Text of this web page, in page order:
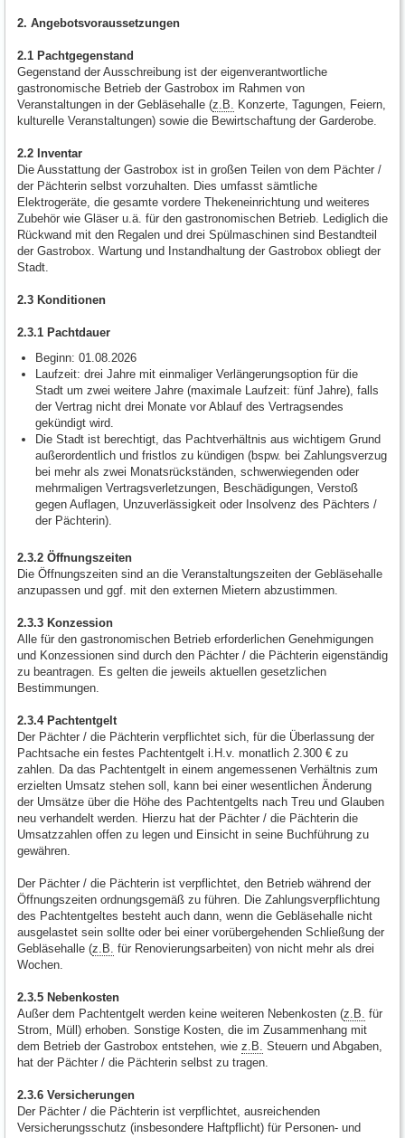
2. Angebotsvoraussetzungen
2.1 Pachtgegenstand
Gegenstand der Ausschreibung ist der eigenverantwortliche
gastronomische Betrieb der Gastrobox im Rahmen von
Veranstaltungen in der Gebläsehalle (z.B.
Konzerte, Tagungen, Feiern,
kulturelle Veranstaltungen) sowie die Bewirtschaftung der Garderobe.
2.2 Inventar
Die Ausstattung der Gastrobox ist in großen Teilen von dem Pächter /
der Pächterin selbst vorzuhalten. Dies umfasst sämtliche
Elektrogeräte, die gesamte vordere Thekeneinrichtung und weiteres
Zubehör wie Gläser u.ä. für den gastronomischen Betrieb. Lediglich die
Rückwand mit den Regalen und drei Spülmaschinen sind Bestandteil
der Gastrobox. Wartung und Instandhaltung der Gastrobox obliegt der
Stadt.
2.3 Konditionen
2.3.1 Pachtdauer
Beginn: 01.08.2026
Laufzeit: drei Jahre mit einmaliger Verlängerungsoption für die
Stadt um zwei weitere Jahre (maximale Laufzeit: fünf Jahre), falls
der Vertrag nicht drei Monate vor Ablauf des Vertragsendes
gekündigt wird.
Die Stadt ist berechtigt, das Pachtverhältnis aus wichtigem Grund
außerordentlich und fristlos zu kündigen (bspw. bei Zahlungsverzug
bei mehr als zwei Monatsrückständen, schwerwiegenden oder
mehrmaligen Vertragsverletzungen, Beschädigungen, Verstoß
gegen Auflagen, Unzuverlässigkeit oder Insolvenz des Pächters /
der Pächterin).
2.3.2 Öffnungszeiten
Die Öffnungszeiten sind an die Veranstaltungszeiten der Gebläsehalle
anzupassen und ggf. mit den externen Mietern abzustimmen.
2.3.3 Konzession
Alle für den gastronomischen Betrieb erforderlichen Genehmigungen
und Konzessionen sind durch den Pächter / die Pächterin eigenständig
zu beantragen. Es gelten die jeweils aktuellen gesetzlichen
Bestimmungen.
2.3.4 Pachtentgelt
Der Pächter / die Pächterin verpflichtet sich, für die Überlassung der
Pachtsache ein festes Pachtentgelt i.H.v. monatlich 2.300 € zu
zahlen. Da das Pachtentgelt in einem angemessenen Verhältnis zum
erzielten Umsatz stehen soll, kann bei einer wesentlichen Änderung
der Umsätze über die Höhe des Pachtentgelts nach Treu und Glauben
neu verhandelt werden. Hierzu hat der Pächter / die Pächterin die
Umsatzzahlen offen zu legen und Einsicht in seine Buchführung zu
gewähren.
Der Pächter / die Pächterin ist verpflichtet, den Betrieb während der
Öffnungszeiten ordnungsgemäß zu führen. Die Zahlungsverpflichtung
des Pachtentgeltes besteht auch dann, wenn die Gebläsehalle nicht
ausgelastet sein sollte oder bei einer vorübergehenden Schließung der
Gebläsehalle (z.B. für Renovierungsarbeiten) von nicht mehr als drei
Wochen.
2.3.5 Nebenkosten
Außer dem Pachtentgelt werden keine weiteren Nebenkosten (z.B. für
Strom, Müll) erhoben. Sonstige Kosten, die im Zusammenhang mit
dem Betrieb der Gastrobox entstehen, wie z.B. Steuern und Abgaben,
hat der Pächter / die Pächterin selbst zu tragen.
2.3.6 Versicherungen
Der Pächter / die Pächterin ist verpflichtet, ausreichenden
Versicherungsschutz (insbesondere Haftpflicht) für Personen- und